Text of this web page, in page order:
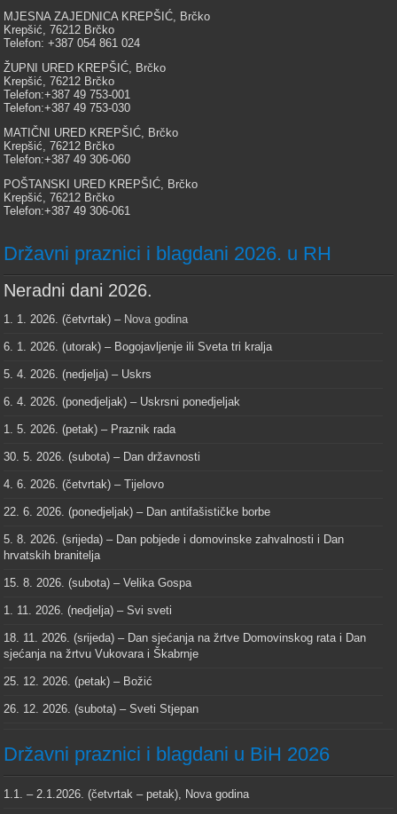
MJESNA ZAJEDNICA KREPŠIĆ, Brčko
Krepšić, 76212 Brčko
Telefon: +387 054 861 024
ŽUPNI URED KREPŠIĆ, Brčko
Krepšić, 76212 Brčko
Telefon:+387 49 753-001
Telefon:+387 49 753-030
MATIČNI URED KREPŠIĆ, Brčko
Krepšić, 76212 Brčko
Telefon:+387 49 306-060
POŠTANSKI URED KREPŠIĆ, Brčko
Krepšić, 76212 Brčko
Telefon:+387 49 306-061
Državni praznici i blagdani 2026. u RH
Neradni dani 2026.
1. 1. 2026. (četvrtak) – Nova godina
6. 1. 2026. (utorak) – Bogojavljenje ili Sveta tri kralja
5. 4. 2026. (nedjelja) – Uskrs
6. 4. 2026. (ponedjeljak) – Uskrsni ponedjeljak
1. 5. 2026. (petak) – Praznik rada
30. 5. 2026. (subota) – Dan državnosti
4. 6. 2026. (četvrtak) – Tijelovo
22. 6. 2026. (ponedjeljak) – Dan antifašističke borbe
5. 8. 2026. (srijeda) – Dan pobjede i domovinske zahvalnosti i Dan
hrvatskih branitelja
15. 8. 2026. (subota) – Velika Gospa
1. 11. 2026. (nedjelja) – Svi sveti
18. 11. 2026. (srijeda) – Dan sjećanja na žrtve Domovinskog rata i Dan
sjećanja na žrtvu Vukovara i Škabrnje
25. 12. 2026. (petak) – Božić
26. 12. 2026. (subota) – Sveti Stjepan
Državni praznici i blagdani u BiH 2026
1.1. – 2.1.2026. (četvrtak – petak), Nova godina